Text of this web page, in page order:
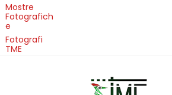
Mostre
Fotografich
e
Fotografi
TME